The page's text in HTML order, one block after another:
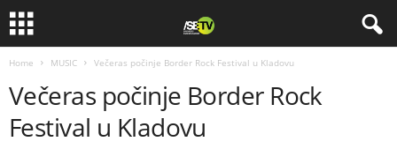
Home MUSIC Večeras počinje Border Rock Festival u Kladovu
Večeras počinje Border Rock
Festival u Kladovu